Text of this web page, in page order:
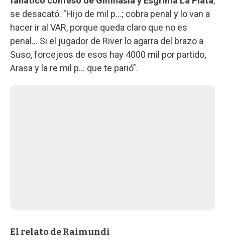
se desacató. "Hijo de mil p...; cobra penal y lo van a
hacer ir al VAR, porque queda claro que no es
penal... Si el jugador de River lo agarra del brazo a
Suso, forcejeos de esos hay 4000 mil por partido,
Arasa y la re mil p... que te parió".
El relato de Raimundi